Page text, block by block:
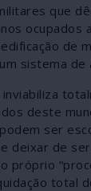
que
ocupados
de
sistema de
deste
ser
deixar de
próprio
total